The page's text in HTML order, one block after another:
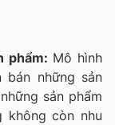
phẩm: Mô hình
bán những sản
sản phẩm
không còn nhu